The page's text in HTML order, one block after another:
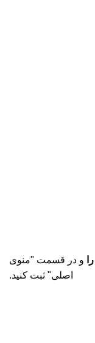
و در قسمت "منوی
اصلی" ثبت کنید.